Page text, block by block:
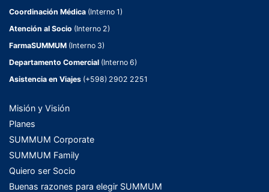
Coordinación Médica (Interno 1)
Atención al Socio (Interno 2)
FarmaSUMMUM (Interno 3)
Departamento Comercial (Interno 6)
Asistencia en Viajes (+598) 2902 2251
Misión y Visión
Planes
SUMMUM Corporate
SUMMUM Family
Quiero ser Socio
Buenas razones para elegir SUMMUM